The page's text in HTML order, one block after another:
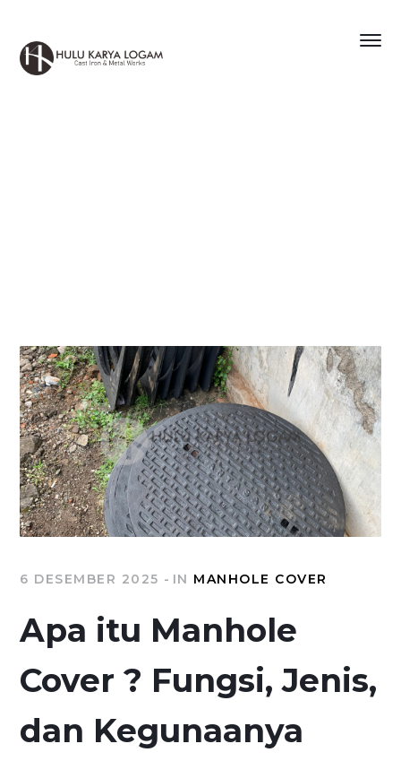
6 DESEMBER 2025 IN MANHOLE COVER
Apa itu Manhole
Cover ? Fungsi, Jenis,
dan Kegunaanya